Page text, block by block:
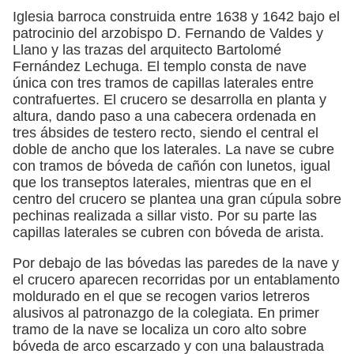
Iglesia barroca construida entre 1638 y 1642 bajo el
patrocinio del arzobispo D. Fernando de Valdes y
Llano y las trazas del arquitecto Bartolomé
Fernández Lechuga. El templo consta de nave
única con tres tramos de capillas laterales entre
contrafuertes. El crucero se desarrolla en planta y
altura, dando paso a una cabecera ordenada en
tres ábsides de testero recto, siendo el central el
doble de ancho que los laterales. La nave se cubre
con tramos de bóveda de cañón con lunetos, igual
que los transeptos laterales, mientras que en el
centro del crucero se plantea una gran cúpula sobre
pechinas realizada a sillar visto. Por su parte las
capillas laterales se cubren con bóveda de arista.
Por debajo de las bóvedas las paredes de la nave y
el crucero aparecen recorridas por un entablamento
moldurado en el que se recogen varios letreros
alusivos al patronazgo de la colegiata. En primer
tramo de la nave se localiza un coro alto sobre
bóveda de arco escarzado y con una balaustrada